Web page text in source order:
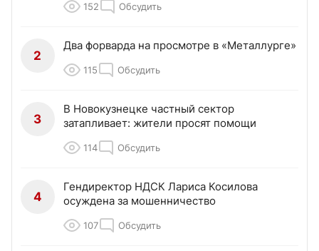
152 Обсудить
2
Два форварда на просмотре в «Металлурге»
115 Обсудить
3
В Новокузнецке частный сектор
затапливает: жители просят помощи
114 Обсудить
4
Гендиректор НДСК Лариса Косилова
осуждена за мошенничество
107 Обсудить